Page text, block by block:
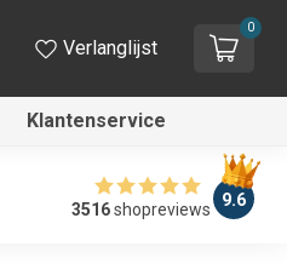
Verlanglijst
0
Klantenservice
3516shopreviews 9.6